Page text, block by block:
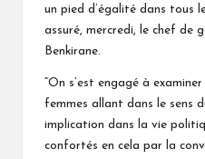
un pied d’égalité dans tous
assuré, mercredi, le chef de
Benkirane.
“On s’est engagé à
femmes allant dans le sens
implication dans la vie
confortés en cela par la